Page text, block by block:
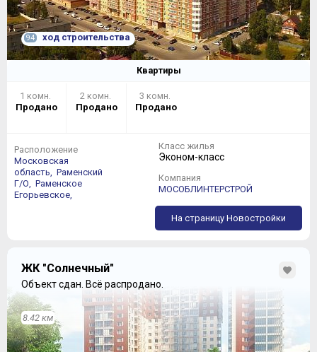
94 ход строительства
Квартиры
1 комн.
Продано
2 комн.
Продано
3 комн.
Продано
Расположение
Московская
область,
Раменский
Г/О,
Раменское
Егорьевское,
Класс жилья
Эконом-класс
Компания
МОСОБЛИНТЕРСТРОЙ
На страницу Новостройки
ЖК "Солнечный"
Объект сдан. Всё распродано.
8.42 км